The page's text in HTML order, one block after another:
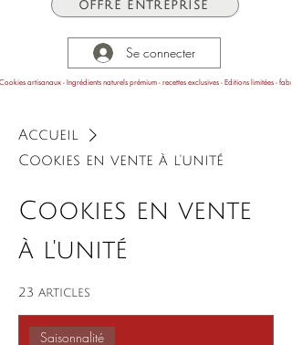
OFFRE ENTREPRISE
Se connecter
Cookies artisanaux - Ingrédients naturels prémium - recettes exclusives - Editions limitées -
Accueil
Cookies en vente à l'unité
Cookies en vente
à l'unité
23 articles
Saisonnalité